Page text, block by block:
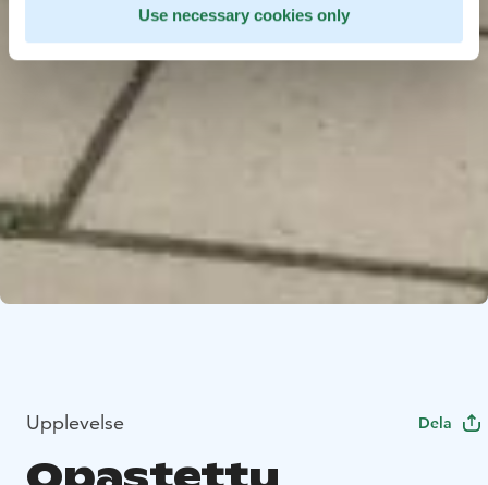
Use necessary cookies only
Upplevelse Dela